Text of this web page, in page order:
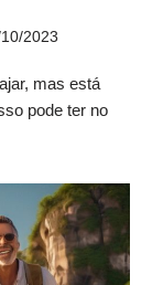
2023
mas está
pode ter no